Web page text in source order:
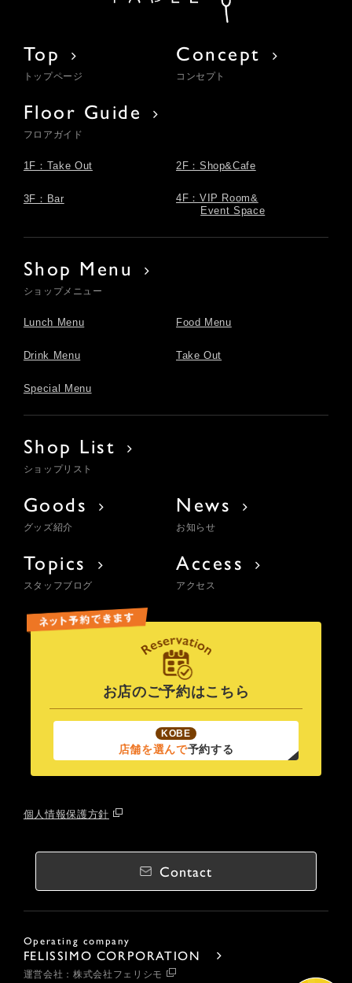
Top
トップページ
Concept
コンセプト
Floor Guide
フロアガイド
1F：Take Out 2F：Shop&Cafe
3F：Bar
4F：VIP Room&
Event Space
Shop Menu
ショップメニュー
Lunch Menu Food Menu
Drink Menu Take Out
Special Menu
Shop List
ショップリスト
Goods
グッズ紹介
News
お知らせ
Topics
スタッフブログ
Access
アクセス
お店のご予約はこちら
KOBE
店舗を選んで予約する
個人情報保護方針
Contact
Operating company
FELISSIMO CORPORATION
運営会社：株式会社フェリシモ